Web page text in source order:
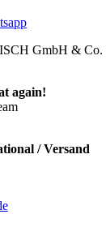
GmbH & Co.
again!
/ Versand